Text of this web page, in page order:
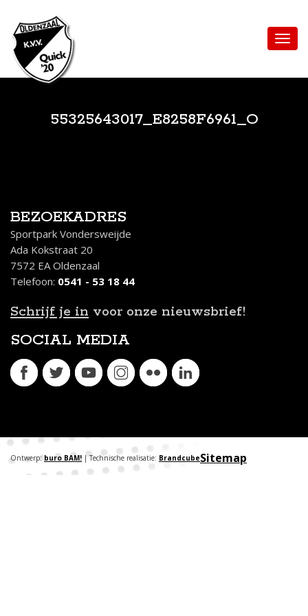
55325643017_E8258F6961_O
BEZOEKADRES
Sportpark Vondersweijde
Ada Kokstraat 20
7572 EA Oldenzaal
Telefoon: 0541 - 53 18 44
Schrijf je in voor onze nieuwsbrief!
SOCIAL MEDIA
Sitemap
Ontwerp: buro BAM! | Technische realisatie: Brandcube